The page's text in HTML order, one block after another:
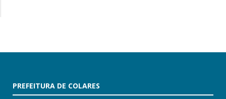
PREFEITURA DE COLARES